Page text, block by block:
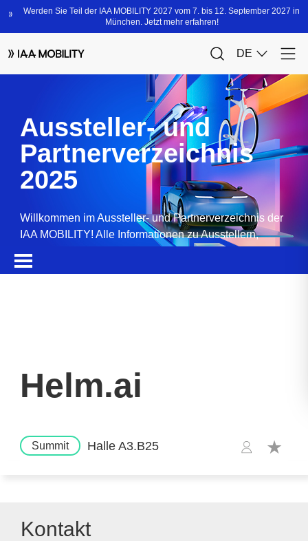
Aussteller- und
Partnerverzeichnis
2025
Willkommen im Aussteller- und Partnerverzeichnis der
IAA MOBILITY! Alle Informationen zu Ausstellern,
Helm.ai
Summit Halle A3.B25
Kontakt